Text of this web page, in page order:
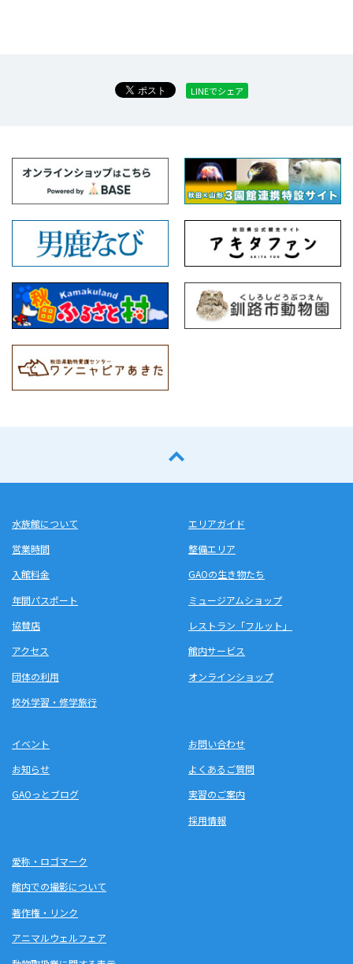
LINEでシェア
水族館について
営業時間
入館料金
年間パスポート
協賛店
アクセス
団体の利用
校外学習・修学旅行
エリアガイド
整備エリア
GAOの生き物たち
ミュージアムショップ
レストラン「フルット」
館内サービス
オンラインショップ
イベント
お知らせ
GAOっとブログ
お問い合わせ
よくあるご質問
実習のご案内
採用情報
愛称・ロゴマーク
館内での撮影について
著作権・リンク
アニマルウェルフェア